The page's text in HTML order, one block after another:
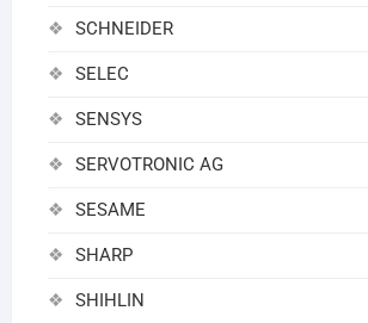
SCHNEIDER
SELEC
SENSYS
SERVOTRONIC AG
SESAME
SHARP
SHIHLIN